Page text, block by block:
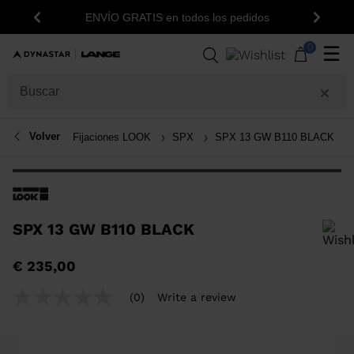
AnteriorENVÍO GRATIS en todos los pedidos
0 ☰
Volver Fijaciones LOOK SPX SPX 13 GW B110 BLACK
SPX 13 GW B110 BLACK
talla
€ 235,00
(0) Write a review